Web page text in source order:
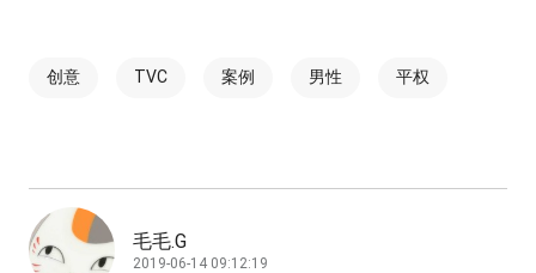
创意 TVC 案例 男性 平权
毛毛.G
2019-06-14 09:12:19